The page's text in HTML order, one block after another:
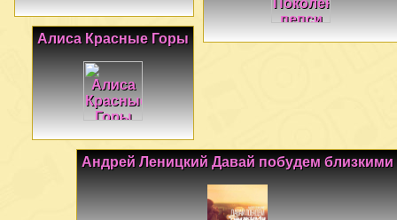
Алиса Красные Горы
Андрей Леницкий Давай побудем близкими